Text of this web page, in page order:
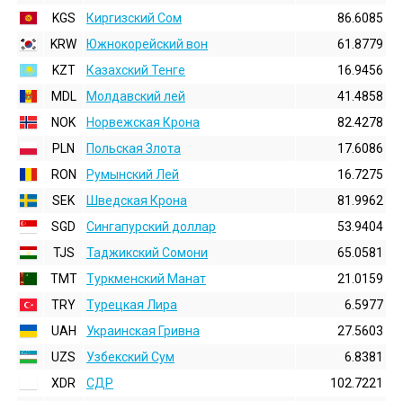
KGS
Киргизский Сом
86.6085
KRW
Южнокорейский вон
61.8779
KZT
Казахский Тенге
16.9456
MDL
Молдавский лей
41.4858
NOK
Норвежская Крона
82.4278
PLN
Польская Злота
17.6086
RON
Румынский Лей
16.7275
SEK
Шведская Крона
81.9962
SGD
Сингапурский доллар
53.9404
TJS
Таджикский Сомони
65.0581
TMT
Туркменский Манат
21.0159
TRY
Турецкая Лира
6.5977
UAH
Украинская Гривна
27.5603
UZS
Узбекский Сум
6.8381
XDR
СДР
102.7221